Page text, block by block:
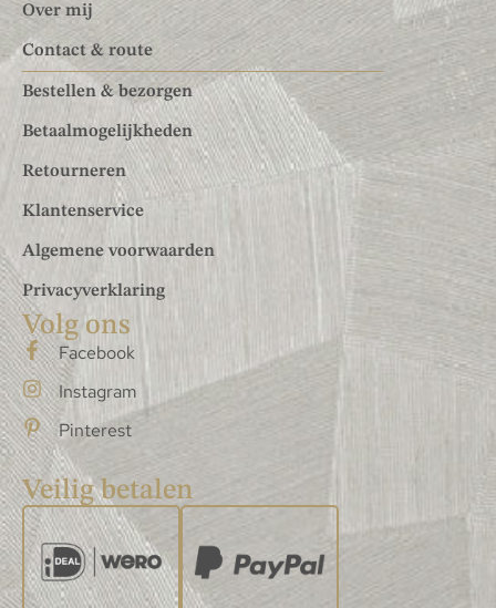
Over mij
Contact & route
Bestellen & bezorgen
Betaalmogelijkheden
Retourneren
Klantenservice
Algemene voorwaarden
Privacyverklaring
Volg ons
Facebook
Instagram
Pinterest
Veilig betalen